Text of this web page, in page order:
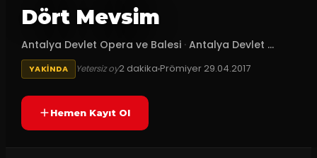
Dört Mevsim
Antalya Devlet Opera ve Balesi · Antalya Devlet ...
YAKINDA Yetersiz oy2 dakikaPrömiyer 29.04.2017
Hemen Kayıt Ol